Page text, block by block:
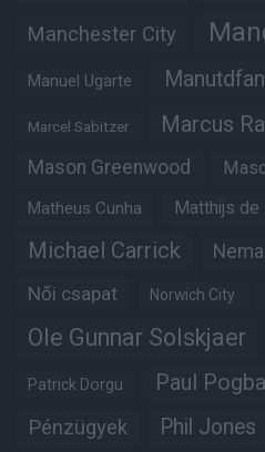
Manchester City
Manuel Ugarte
Marcel Sabitzer Marcus
Mason Greenwood
Matheus Cunha Matthijs de
Michael Carrick
Női csapat Norwich City
Ole Gunnar Solskjaer
Patrick Dorgu Paul Pogba
Pénzügyek Phil Jones